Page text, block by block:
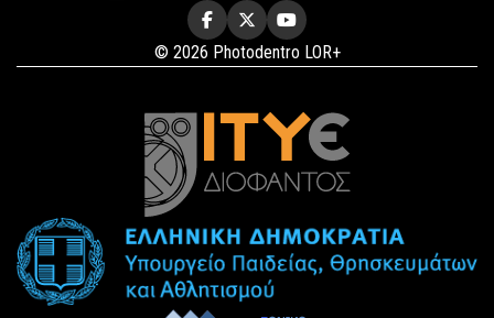
© 2026 Photodentro LOR+